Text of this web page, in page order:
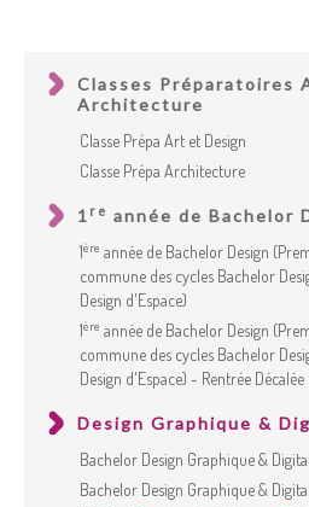
Classes Préparatoires
Architecture
Classe Prépa Art et Design
Classe Prépa Architecture
1 re année de Bachelor
1ère année de Bachelor Design
commune des cycles Bachelor
Design d'Espace)
1ère année de Bachelor Design
commune des cycles Bachelor
Design d'Espace) - Rentrée Décalée
Design Graphique &
Bachelor Design Graphique & Digital
Bachelor Design Graphique &